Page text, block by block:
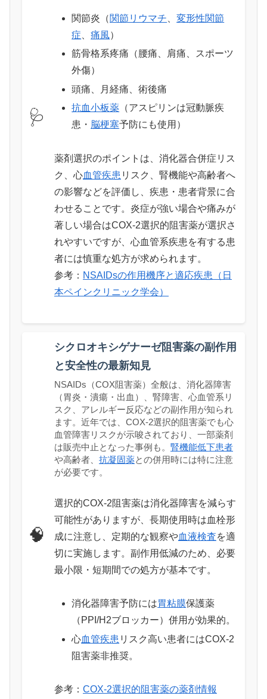
🩺
関節炎（関節リウマチ 、変形性関節
症 、痛風）
筋骨格系疼痛（腰痛、肩痛、スポーツ
外傷）
頭痛、月経痛、術後痛
抗血小板薬 （アスピリンは冠動脈疾
患・ 脳梗塞予防にも使用）
薬剤選択のポイントは、消化器合併症リス
ク、心血管疾患 リスク、腎機能や高齢者へ
の影響などを評価し、疾患・患者背景に合
わせることです。炎症が強い場合や痛みが
著しい場合はCOX-2選択的阻害薬が選択さ
れやすいですが、心血管系疾患を有する患
者には慎重な処方が求められます。
参考： NSAIDsの作用機序と適応疾患（日
本ペインクリニック学会）
🧠
シクロオキシゲナーゼ阻害薬の副作用
と安全性の最新知見
NSAIDs（COX阻害薬）全般は、消化器障害
（胃炎・潰瘍・出血）、腎障害、心血管系リ
スク、アレルギー反応などの副作用が知られ
ます。近年では、COX-2選択的阻害薬でも心
血管障害リスクが示唆されており、一部薬剤
は販売中止となった事例も。 腎機能低下患者
や高齢者、 抗凝固薬との併用時には特に注意
が必要です。
選択的COX-2阻害薬は消化器障害を減らす
可能性がありますが、長期使用時は血栓形
成に注意し、定期的な観察や血液検査を適
切に実施します。副作用低減のため、必要
最小限・短期間での処方が基本です。
消化器障害予防には胃粘膜保護薬
（PPI/H2ブロッカー）併用が効果的。
心血管疾患 リスク高い患者にはCOX-2
阻害薬非推奨。
参考： COX-2選択的阻害薬の薬剤情報